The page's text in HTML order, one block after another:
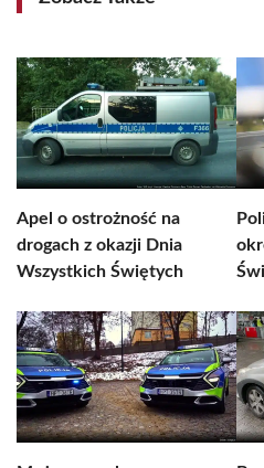
Apel o ostrożność na
drogach z okazji Dnia
Wszystkich Świętych